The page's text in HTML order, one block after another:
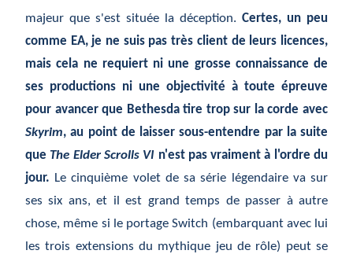
majeur que s'est située la déception. Certes, un peu
comme EA, je ne suis pas très client de leurs licences,
mais cela ne requiert ni une grosse connaissance de
ses productions ni une objectivité à toute épreuve
pour avancer que Bethesda tire trop sur la corde avec
Skyrim, au point de laisser sous-entendre par la suite
que The Elder Scrolls VI n'est pas vraiment à l'ordre du
jour. Le cinquième volet de sa série légendaire va sur
ses six ans, et il est grand temps de passer à autre
chose, même si le portage Switch (embarquant avec lui
les trois extensions du mythique jeu de rôle) peut se